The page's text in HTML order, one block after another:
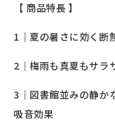
【 商品特長 】
1｜夏の暑さに効く
2｜梅雨も真夏もサ
3｜図書館並みの静か
吸音効果